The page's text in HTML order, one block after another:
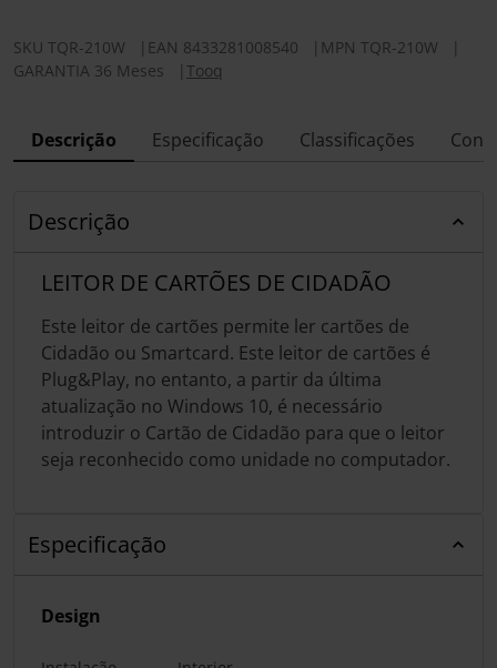
SKU TQR-210W EAN 8433281008540 MPN TQR-210W
GARANTIA 36 Meses
Tooq
Descrição Especificação Classificações
Descrição
LEITOR DE CARTÕES DE CIDADÃO
Este leitor de cartões permite ler cartões de
Cidadão ou Smartcard. Este leitor de cartões é
Plug&Play, no entanto, a partir da última
atualização no Windows 10, é necessário
introduzir o Cartão de Cidadão para que o leitor
seja reconhecido como unidade no computador.
Especificação
Design